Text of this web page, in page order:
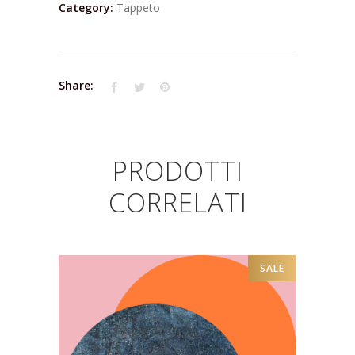
Category: Tappeto
Share:
PRODOTTI
CORRELATI
SALE